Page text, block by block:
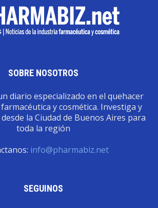
SOBRE NOSOTROS
diario especializado en el quehacer
y cosmética. Investiga y
la Ciudad de Buenos Aires para
toda la región
info@pharmabiz.net
SEGUINOS